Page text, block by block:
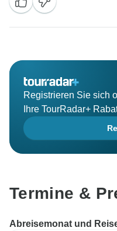
Registrieren Sie sich
Ihre TourRadar+
Termine &
Abreisemonat und